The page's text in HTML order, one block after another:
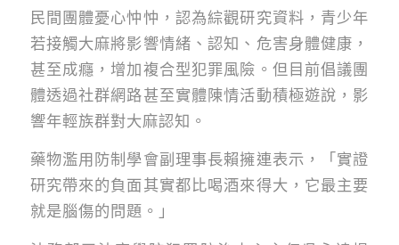
民間團體憂心忡忡，認為綜觀研究資料，青少年
若接觸大麻將影響情緒、認知、危害身體健康，
甚至成癮，增加複合型犯罪風險。但目前倡議團
體透過社群網路甚至實體陳情活動積極遊說，影
響年輕族群對大麻認知。
藥物濫用防制學會副理事長賴擁連表示，「實證
研究帶來的負面其實都比喝酒來得大，它最主要
就是腦傷的問題。」